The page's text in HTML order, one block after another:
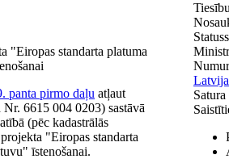
"Eiropas standarta platuma
panta pirmo daļu atļaut
6615 004 0203) sastāvā
(pēc kadastrālās
"Eiropas standarta
īstenošanai.